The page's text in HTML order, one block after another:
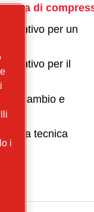
di
per un
per il
di ricambio e
tecnica
i